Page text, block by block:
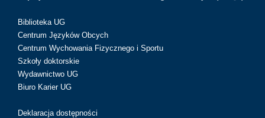
Biblioteka UG
Centrum Języków Obcych
Centrum Wychowania Fizycznego i Sportu
Szkoły doktorskie
Wydawnictwo UG
Biuro Karier UG
Deklaracja dostępności